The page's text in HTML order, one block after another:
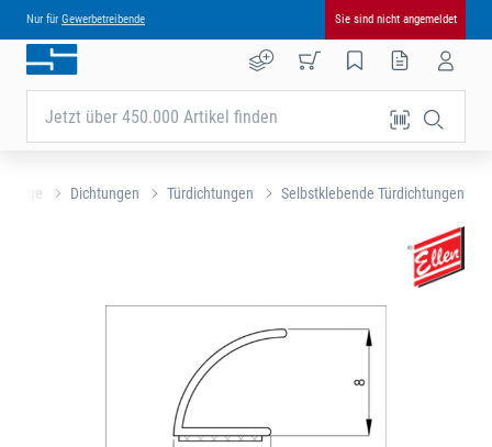
Nur für Gewerbetreibende Sie sind nicht angemeldet
Jetzt über 450.000 Artikel finden
Dichtungen Türdichtungen Selbstklebende Türdichtungen